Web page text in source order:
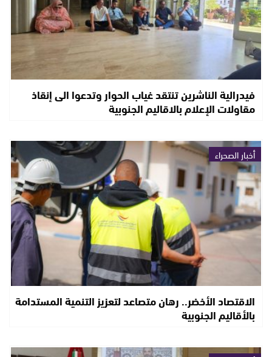
فيدرالية الناشرين تنتقد غياب الحوار وتدعوا الى إنقاذ
مقاولات الإعلام بالاقاليم الجنوبية
أخبار الصحراء
الاقتصاد الأخضر.. رهان متصاعد لتعزيز التنمية المستدامة
بالأقاليم الجنوبية